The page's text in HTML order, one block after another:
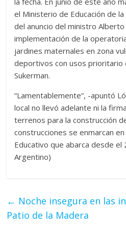
el Ministerio de Educación de
del anuncio del ministro Alberto
implementación de la
jardines maternales en zona
deportivos con usos prioritario
Sukerman.
“Lamentablemente”, -apuntó
local no llevó adelante ni la
terrenos para la construcción
construcciones se enmarcan en
Educativo que abarca desde el
Argentino)
← Noche insegura en las
Patio de la Madera